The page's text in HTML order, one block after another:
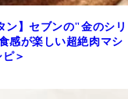
ン】セブンの"金のシリ
感が楽しい超絶肉マシ
＞